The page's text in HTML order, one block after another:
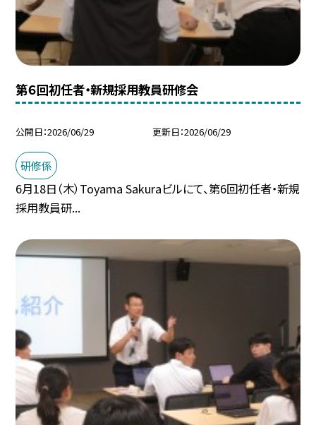
第６回初任者・新規採用教員研修会
公開日 2026/06/29 更新日 2026/06/29
研修係
6月18日（木）Toyama Sakuraビルにて、第6回初任者・新規
採用教員研...